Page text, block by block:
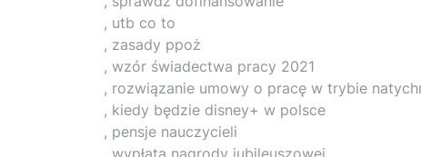
, utb co to
, zasady ppoż
, wzór świadectwa pracy 2021
, rozwiązanie umowy o pracę w trybie
, kiedy będzie disney+ w polsce
, pensje nauczycieli
, wypłata nagrody jubileuszowej